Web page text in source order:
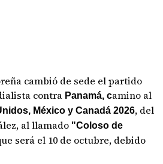
cambió de sede el partido
contra Panamá, camino al
México y Canadá 2026, del
al llamado "Coloso de
será el 10 de octubre, debido